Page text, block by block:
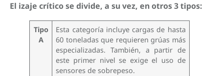
El izaje crítico se divide, a su vez, en otros 3 tipos:
Tipo
A
Esta categoría incluye cargas de hasta
60 toneladas que requieren grúas más
especializadas. También, a partir de
este primer nivel se exige el uso de
sensores de sobrepeso.